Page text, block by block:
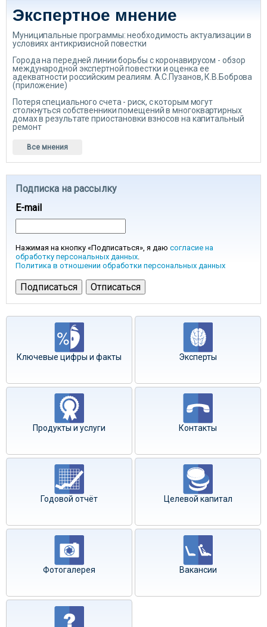
Экспертное мнение
Муниципальные программы: необходимость актуализации в
условиях антикризисной повестки
Города на передней линии борьбы с коронавирусом - обзор
международной экспертной повестки и оценка ее
адекватности российским реалиям. А.С.Пузанов, К.В.Боброва
(приложение)
Потеря специального счета - риск, с которым могут
столкнуться собственники помещений в многоквартирных
домах в результате приостановки взносов на капитальный
ремонт
Все мнения
Подписка на рассылку
E-mail
Нажимая на кнопку «Подписаться», я даю согласие на
обработку персональных данных.
Политика в отношении обработки персональных данных
Ключевые цифры и факты Эксперты
Продукты и услуги Контакты
Годовой отчёт Целевой капитал
Фотогалерея Вакансии